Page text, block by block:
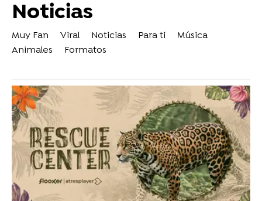
Noticias
Muy Fan Viral Noticias Para ti
Música
Animales
Formatos